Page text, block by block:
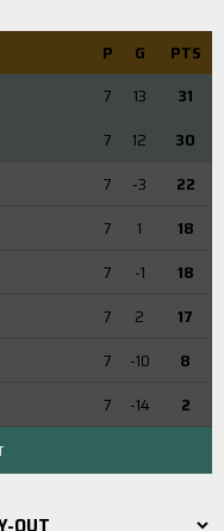
P G
PTS
7 13
31
7 12
30
7 -3
22
7 1
18
7 -1
18
7 2
17
7 -10
8
7 -14 2